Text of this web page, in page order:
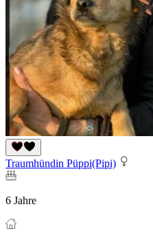
Traumhündin Püppi(Pipi)
6 Jahre